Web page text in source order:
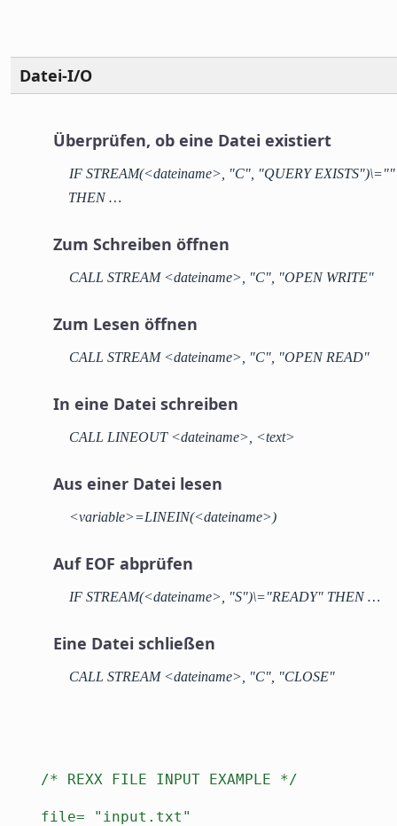
Datei-I/O
Überprüfen, ob eine Datei existiert
IF STREAM(<dateiname>, "C", "QUERY EXISTS")\=""
THEN …
Zum Schreiben öffnen
CALL STREAM <dateiname>, "C", "OPEN WRITE"
Zum Lesen öffnen
CALL STREAM <dateiname>, "C", "OPEN READ"
In eine Datei schreiben
CALL LINEOUT <dateiname>, <text>
Aus einer Datei lesen
<variable>=LINEIN(<dateiname>)
Auf EOF abprüfen
IF STREAM(<dateiname>, "S")\="READY" THEN …
Eine Datei schließen
CALL STREAM <dateiname>, "C", "CLOSE"
/* REXX FILE INPUT EXAMPLE */
file= "input.txt"